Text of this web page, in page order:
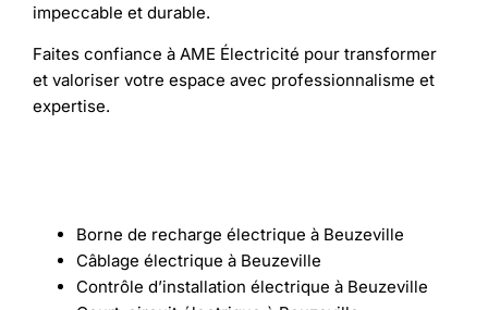
impeccable et durable.
Faites confiance à AME Électricité pour transformer
et valoriser votre espace avec professionnalisme et
expertise.
Borne de recharge électrique à Beuzeville
Câblage électrique à Beuzeville
Contrôle d’installation électrique à Beuzeville